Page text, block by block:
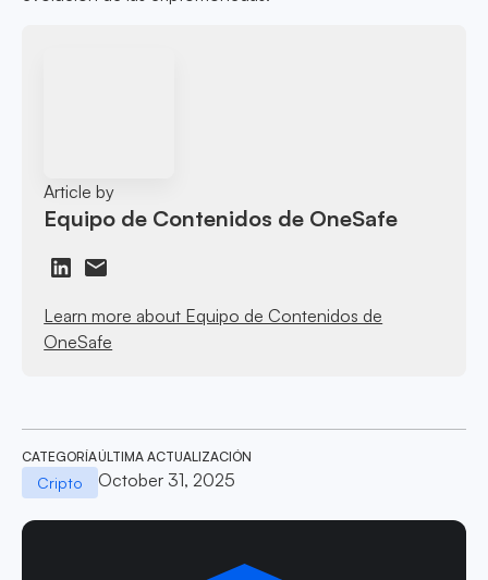
Article by
Equipo de Contenidos de OneSafe
Learn more about Equipo de Contenidos de
OneSafe
CATEGORÍA
Cripto
ÚLTIMA ACTUALIZACIÓN
October 31, 2025